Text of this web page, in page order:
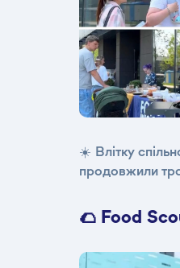
☀️ Влітку
продовжили
🌮 Food